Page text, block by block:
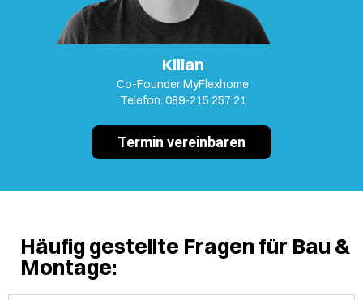
Kilian
Co-Founder MyFlexhome
Telefon: 089-215 257 21
Termin vereinbaren
Häufig gestellte Fragen für Bau &
Montage: